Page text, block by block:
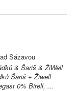
Sázavou
& Šariš & ŽiWell
Šariš + Žiwell
0% Birell, ...